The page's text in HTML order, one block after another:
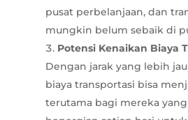
pusat perbelanjaan, dan
mungkin belum sebaik di
Potensi Kenaikan Biaya
Dengan jarak yang lebih
biaya transportasi bisa
terutama bagi mereka